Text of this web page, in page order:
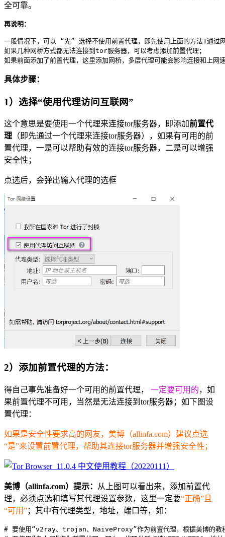
全可靠。
再说明：
一般情况下，可以 “先” 选择不使用前置代理，即先使用上面的方法1通过
如果几种网桥方式都无法连接到tor服务器，可以考虑添加前置代理；
具体步骤：
1）选择“使用代理访问互联网”
这个意思是要使用一个代理来连接tor服务器，即添加前置代
理 （即先通过一个代理来连接tor服务器），如果有可用的前
置代理，一是可以帮助有效的连接tor服务器，二是可以增强
安全性；
点选后，会弹出输入代理的选框
2）添加前置代理的方法：
得自己事先准备好一个可用的前置代理， 一定要可用的，如
果前置代理不可用，当然是无法连接到tor服务器；如下图设
置代理：
如果是安全性要求高的网友，美博（allinfa.com）建议点选
“是”来设置前置代理，帮助其连接tor服务器并增强安全性；
美博（allinfa.com）提示：
从上图可以看出来，添加前置代
理，必须点选和填写其代理设置参数，这里一定要“正确”且
“可用”；其中有代理类型，地址，端口等，如：
# 要使用“v2ray、trojan、NaiveProxy”作为前置代理，根据美博的教